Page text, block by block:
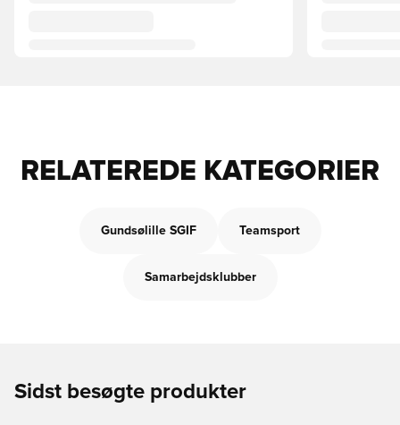
RELATEREDE KATEGORIER
Gundsølille SGIF Teamsport
Samarbejdsklubber
Sidst besøgte produkter